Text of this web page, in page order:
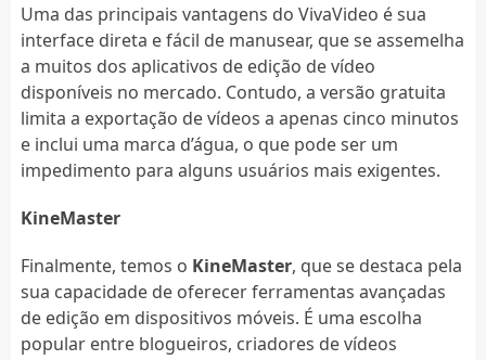
Uma das principais vantagens do VivaVideo é sua
interface direta e fácil de manusear, que se assemelha
a muitos dos aplicativos de edição de vídeo
disponíveis no mercado. Contudo, a versão gratuita
limita a exportação de vídeos a apenas cinco minutos
e inclui uma marca d’água, o que pode ser um
impedimento para alguns usuários mais exigentes.
KineMaster
Finalmente, temos o KineMaster, que se destaca pela
sua capacidade de oferecer ferramentas avançadas
de edição em dispositivos móveis. É uma escolha
popular entre blogueiros, criadores de vídeos